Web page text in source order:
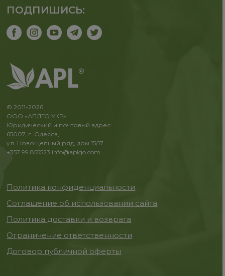
ПОДПИШИСЬ:
© 2011-2026
ООО «АПЛГО УКР»
Юридический и почтовый адрес:
65007, г. Одесса,
ул. Новощепный ряд, дом 15/17
+357 99 855523 info@aplgo.com
Политика конфиденциальности
Соглашение об использовании сайта
Политика доставки и возврата
Ограничение ответственности
Договор публичной оферты